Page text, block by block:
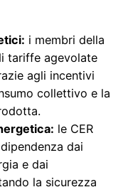
i membri della
tariffe agevolate
agli incentivi
collettivo e la
le CER
dai
e dai
la sicurezza